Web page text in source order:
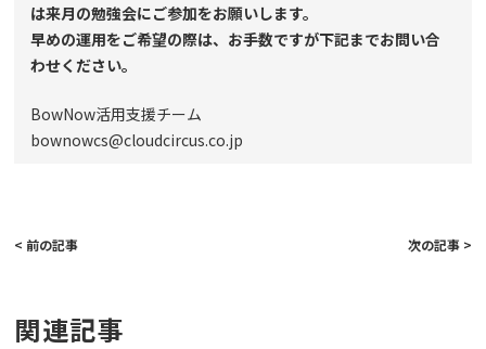
は来月の勉強会にご参加をお願いします。
早めの運用をご希望の際は、お手数ですが下記までお問い合
わせください。
BowNow活用支援チーム
bownowcs@cloudcircus.co.jp
< 前の記事 次の記事 >
関連記事